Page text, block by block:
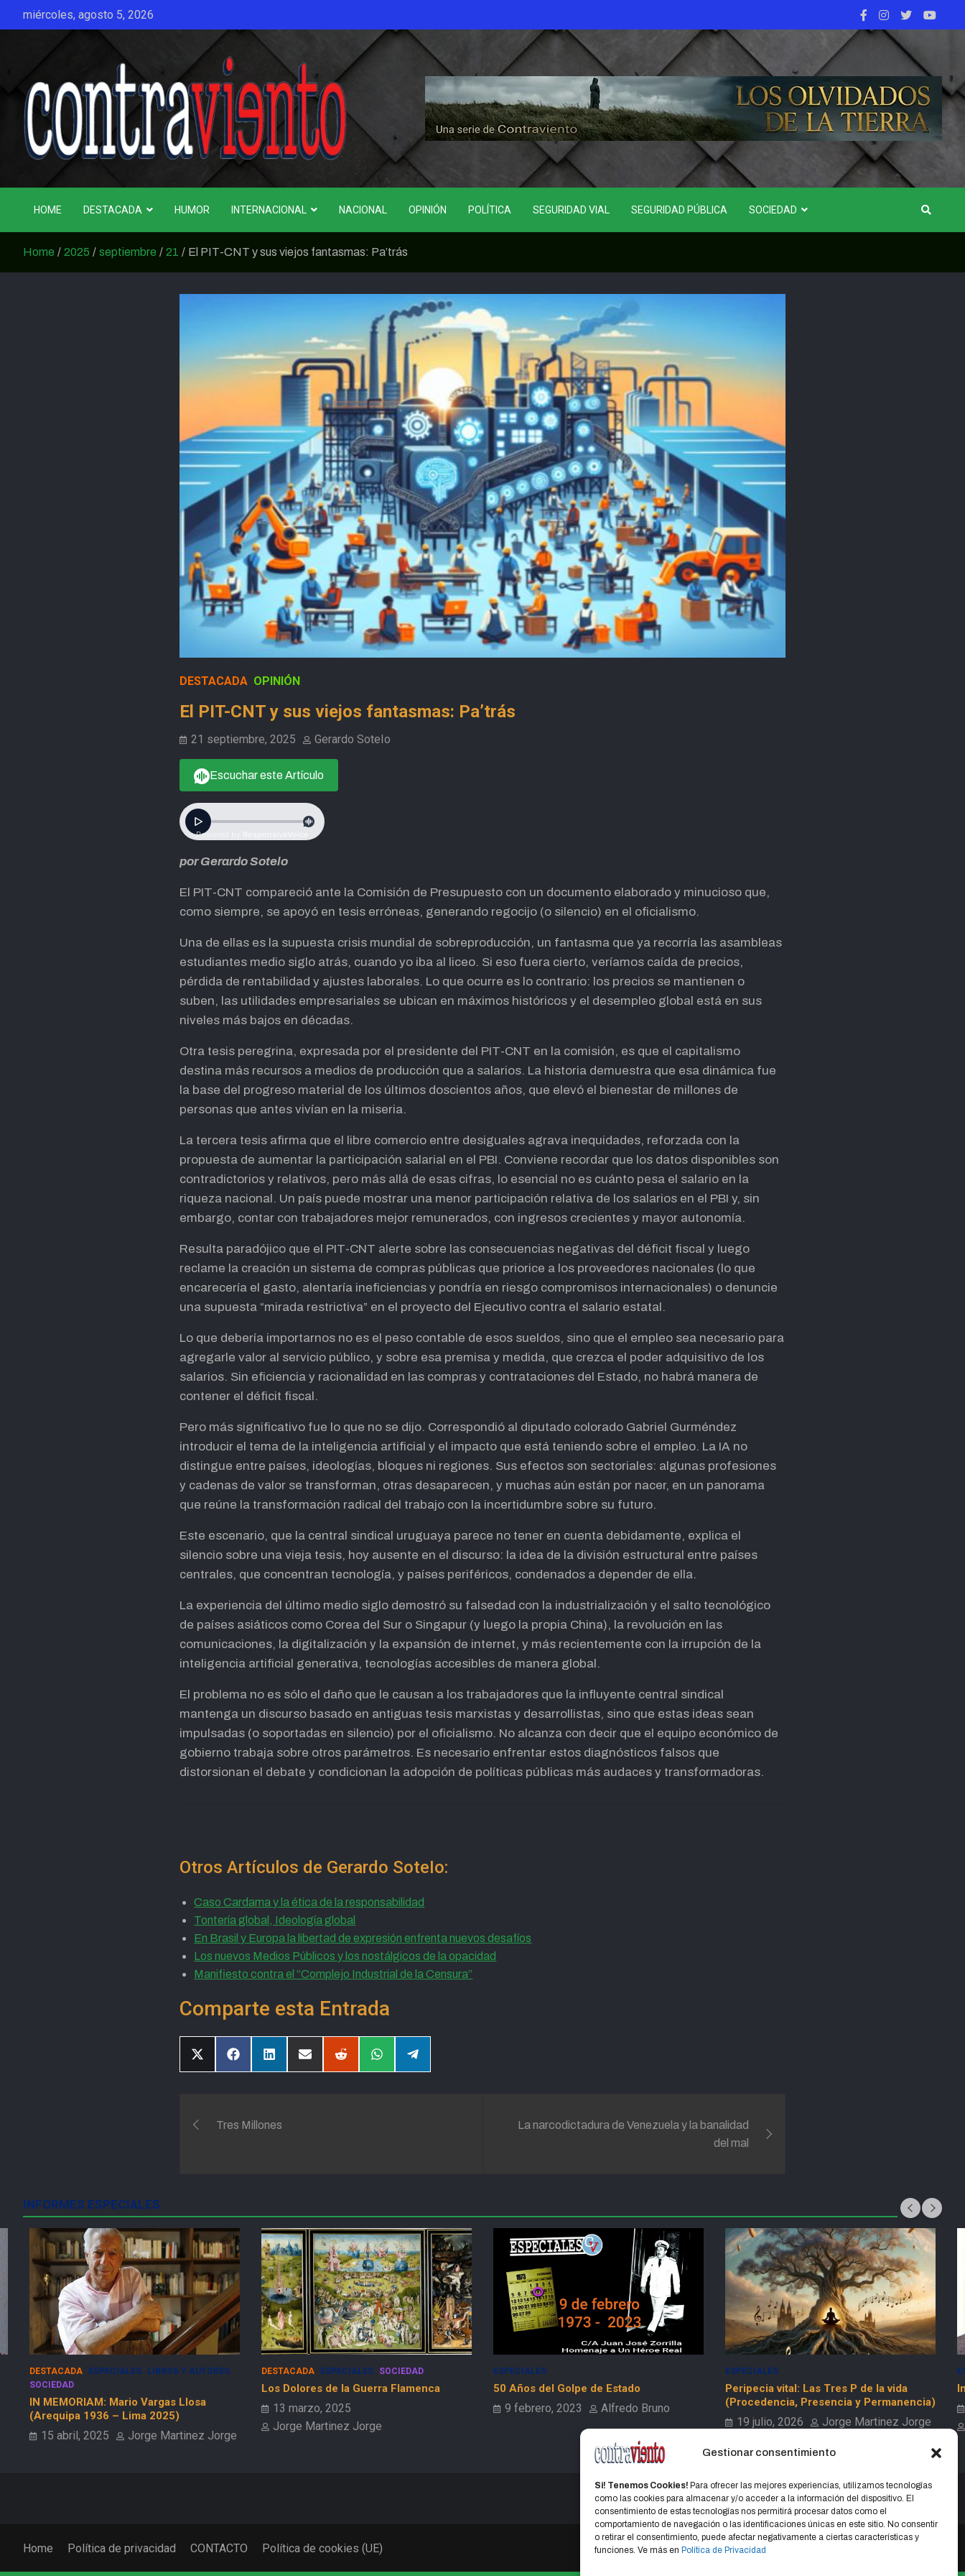
Gestionar consentimiento
Si! Tenemos Cookies! Para ofrecer las mejores experiencias, utilizamos tecnologías
como las cookies para almacenar y/o acceder a la información del dispositivo. El
consentimiento de estas tecnologías nos permitirá procesar datos como el
comportamiento de navegación o las identificaciones únicas en este sitio. No consentir
o retirar el consentimiento, puede afectar negativamente a ciertas características y
funciones. Ve más en Política de Privacidad
miércoles, agosto 5, 2026
CONTRAVIENTO
HOME DESTACADA HUMOR INTERNACIONAL NACIONAL OPINIÓN POLÍTICA SEGURIDAD VIAL SEGURIDAD PÚBLICA SOCIEDAD
Home 2025 septiembre 21 El PIT-CNT y sus viejos fantasmas: Pa’trás
DESTACADA OPINIÓN
El PIT-CNT y sus viejos fantasmas: Pa’trás
21 septiembre, 2025 Gerardo SoteIo
Escuchar este Artículo
por Gerardo Sotelo
El PIT-CNT compareció ante la Comisión de Presupuesto con un documento elaborado y minucioso que,
como siempre, se apoyó en tesis erróneas, generando regocijo (o silencio) en el oficialismo.
Una de ellas es la supuesta crisis mundial de sobreproducción, un fantasma que ya recorría las asambleas
estudiantes medio siglo atrás, cuando yo iba al liceo. Si eso fuera cierto, veríamos caída de precios,
pérdida de rentabilidad y ajustes laborales. Lo que ocurre es lo contrario: los precios se mantienen o
suben, las utilidades empresariales se ubican en máximos históricos y el desempleo global está en sus
niveles más bajos en décadas.
Otra tesis peregrina, expresada por el presidente del PIT-CNT en la comisión, es que el capitalismo
destina más recursos a medios de producción que a salarios. La historia demuestra que esa dinámica fue
la base del progreso material de los últimos doscientos años, que elevó el bienestar de millones de
personas que antes vivían en la miseria.
La tercera tesis afirma que el libre comercio entre desiguales agrava inequidades, reforzada con la
propuesta de aumentar la participación salarial en el PBI. Conviene recordar que los datos disponibles son
contradictorios y relativos, pero más allá de esas cifras, lo esencial no es cuánto pesa el salario en la
riqueza nacional. Un país puede mostrar una menor participación relativa de los salarios en el PBI y, sin
embargo, contar con trabajadores mejor remunerados, con ingresos crecientes y mayor autonomía.
Resulta paradójico que el PIT-CNT alerte sobre las consecuencias negativas del déficit fiscal y luego
reclame la creación un sistema de compras públicas que priorice a los proveedores nacionales (lo que
encarecería el gasto, alentaría ineficiencias y pondría en riesgo compromisos internacionales) o denuncie
una supuesta “mirada restrictiva” en el proyecto del Ejecutivo contra el salario estatal.
Lo que debería importarnos no es el peso contable de esos sueldos, sino que el empleo sea necesario para
agregarle valor al servicio público, y sobre esa premisa y medida, que crezca el poder adquisitivo de los
salarios. Sin eficiencia y racionalidad en las compras y contrataciones del Estado, no habrá manera de
contener el déficit fiscal.
Pero más significativo fue lo que no se dijo. Correspondió al diputado colorado Gabriel Gurméndez
introducir el tema de la inteligencia artificial y el impacto que está teniendo sobre el empleo. La IA no
distingue entre países, ideologías, bloques ni regiones. Sus efectos son sectoriales: algunas profesiones
y cadenas de valor se transforman, otras desaparecen, y muchas aún están por nacer, en un panorama
que reúne la transformación radical del trabajo con la incertidumbre sobre su futuro.
Este escenario, que la central sindical uruguaya parece no tener en cuenta debidamente, explica el
silencio sobre una vieja tesis, hoy ausente en el discurso: la idea de la división estructural entre países
centrales, que concentran tecnología, y países periféricos, condenados a depender de ella.
La experiencia del último medio siglo demostró su falsedad con la industrialización y el salto tecnológico
de países asiáticos como Corea del Sur o Singapur (y luego la propia China), la revolución en las
comunicaciones, la digitalización y la expansión de internet, y más recientemente con la irrupción de la
inteligencia artificial generativa, tecnologías accesibles de manera global.
El problema no es sólo el daño que le causan a los trabajadores que la influyente central sindical
mantenga un discurso basado en antiguas tesis marxistas y desarrollistas, sino que estas ideas sean
impulsadas (o soportadas en silencio) por el oficialismo. No alcanza con decir que el equipo económico de
gobierno trabaja sobre otros parámetros. Es necesario enfrentar estos diagnósticos falsos que
distorsionan el debate y condicionan la adopción de políticas públicas más audaces y transformadoras.
Otros Artículos de Gerardo SoteIo:
Caso Cardama y la ética de la responsabilidad
Tontería global, Ideología global
En Brasil y Europa la libertad de expresión enfrenta nuevos desafíos
Los nuevos Medios Públicos y los nostálgicos de la opacidad
Manifiesto contra el “Complejo Industrial de la Censura”
Comparte esta Entrada
Compartir
en
Compartir
en
Compartir
en
Compartir
en
Compartir
en
Compartir
en
Compartir
en
de
Tres Millones
La narcodictadura de Venezuela y la banalidad
del mal
INFORMES ESPECIALES
DESTACADA ESPECIALES SOCIEDAD
Los Dolores de la Guerra Flamenca
13 marzo, 2025
Jorge Martinez Jorge
ESPECIALES
50 Años del Golpe de Estado
9 febrero, 2023
ESPECIALES
Peripecia vital: Las Tres P de la vida
(Procedencia, Presencia y Permanencia)
ESPECIALES
In memorian: Hugo Fernández Faingold
22 mayo, 2025
Jorge Martinez Jorge
Home Política de privacidad CONTACTO Política de cookies (UE)